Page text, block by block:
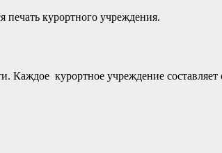
курортного учреждения.
Каждое курортное учреждение